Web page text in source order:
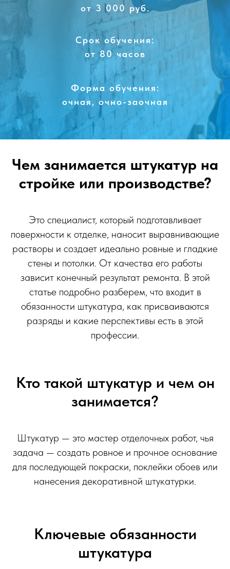
Форма обучения:
очная, очно-заочная
Срок обучения:
от 80 часов
от 3 000 руб.
Чем занимается штукатур на
стройке или производстве?
Это специалист, который подготавливает
поверхности к отделке, наносит выравнивающие
растворы и создает идеально ровные и гладкие
стены и потолки. От качества его работы
зависит конечный результат ремонта. В этой
статье подробно разберем, что входит в
обязанности штукатура, как присваиваются
разряды и какие перспективы есть в этой
профессии.
Кто такой штукатур и чем он
занимается?
Штукатур — это мастер отделочных работ, чья
задача — создать ровное и прочное основание
для последующей покраски, поклейки обоев или
нанесения декоративной штукатурки.
Ключевые обязанности
штукатура